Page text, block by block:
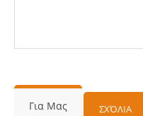
Για Μας ΣΧΌΛΙΑ